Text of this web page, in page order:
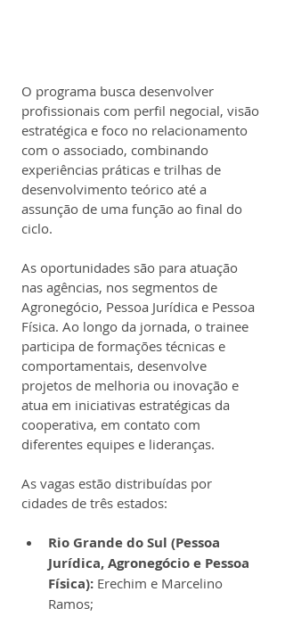
O programa busca desenvolver
profissionais com perfil negocial, visão
estratégica e foco no relacionamento
com o associado, combinando
experiências práticas e trilhas de
desenvolvimento teórico até a
assunção de uma função ao final do
ciclo.
As oportunidades são para atuação
nas agências, nos segmentos de
Agronegócio, Pessoa Jurídica e Pessoa
Física. Ao longo da jornada, o trainee
participa de formações técnicas e
comportamentais, desenvolve
projetos de melhoria ou inovação e
atua em iniciativas estratégicas da
cooperativa, em contato com
diferentes equipes e lideranças.
As vagas estão distribuídas por
cidades de três estados:
Rio Grande do Sul (Pessoa
Jurídica, Agronegócio e Pessoa
Física): Erechim e Marcelino
Ramos;